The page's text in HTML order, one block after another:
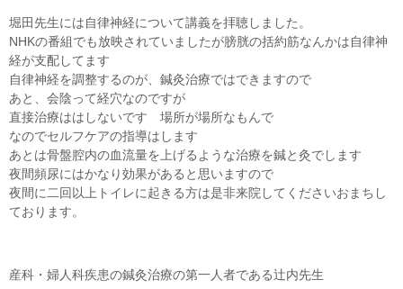
堀田先生には自律神経について講義を拝聴しました。
NHKの番組でも放映されていましたが膀胱の括約筋なんかは自律神
経が支配してます
自律神経を調整するのが、鍼灸治療ではできますので
あと、会陰って経穴なのですが
直接治療ははしないです 場所が場所なもんで
なのでセルフケアの指導はします
あとは骨盤腔内の血流量を上げるような治療を鍼と灸でします
夜間頻尿にはかなり効果があると思いますので
夜間に二回以上トイレに起きる方は是非来院してくださいおまちし
ております。
産科・婦人科疾患の鍼灸治療の第一人者である辻内先生